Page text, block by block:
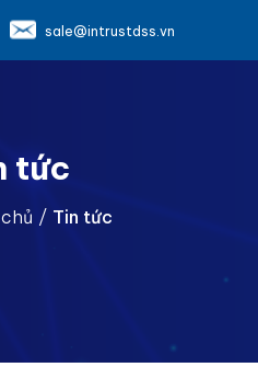
sale@intrustdss.vn
tức
/ Tin tức